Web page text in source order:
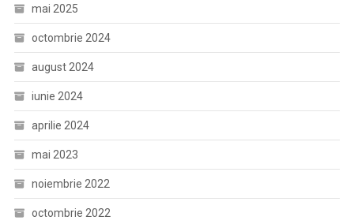
mai 2025
octombrie 2024
august 2024
iunie 2024
aprilie 2024
mai 2023
noiembrie 2022
octombrie 2022